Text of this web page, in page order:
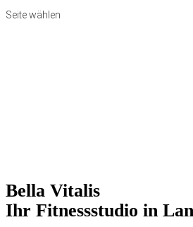
Seite wählen
Bella Vitalis
Ihr Fitnessstudio in